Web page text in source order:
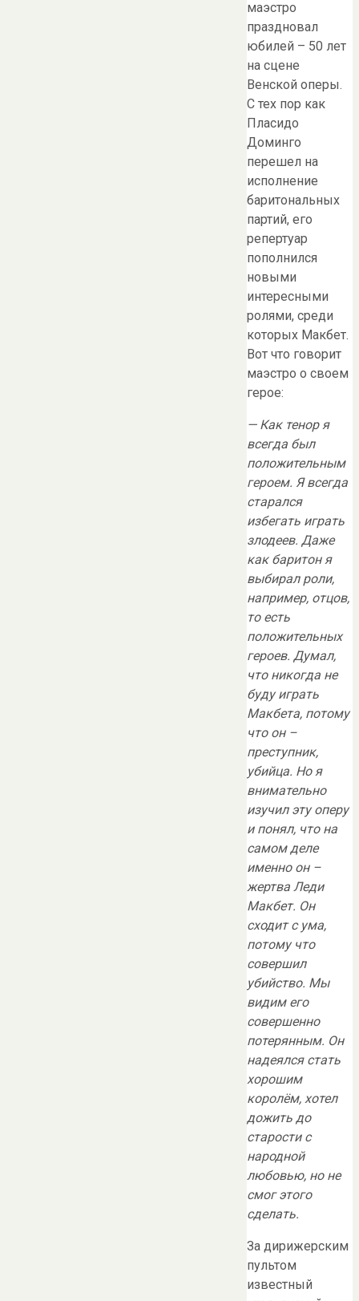
маэстро
праздновал
юбилей – 50 лет
на сцене
Венской оперы.
С тех пор как
Пласидо
Доминго
перешел на
исполнение
баритональных
партий, его
репертуар
пополнился
новыми
интересными
ролями, среди
которых Макбет.
Вот что говорит
маэстро о своем
герое:
— Как тенор я
всегда был
положительным
героем. Я всегда
старался
избегать играть
злодеев. Даже
как баритон я
выбирал роли,
например, отцов,
то есть
положительных
героев. Думал,
что никогда не
буду играть
Макбета, потому
что он –
преступник,
убийца. Но я
внимательно
изучил эту оперу
и понял, что на
самом деле
именно он –
жертва Леди
Макбет. Он
сходит с ума,
потому что
совершил
убийство. Мы
видим его
совершенно
потерянным. Он
надеялся стать
хорошим
королём, хотел
дожить до
старости с
народной
любовью, но не
смог этого
сделать.
За дирижерским
пультом
известный